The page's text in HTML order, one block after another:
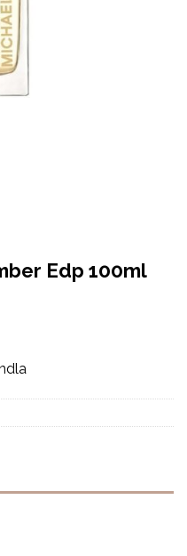
Edp 100ml